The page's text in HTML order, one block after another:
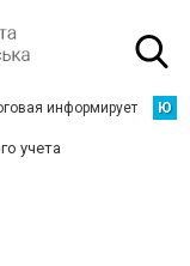
информирует Ю
учета